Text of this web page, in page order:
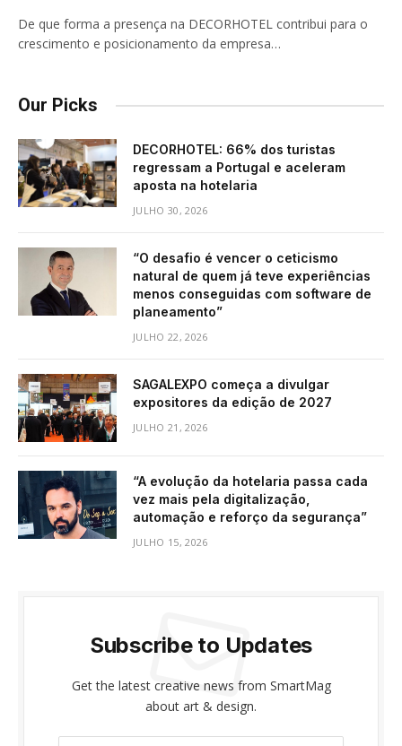
De que forma a presença na DECORHOTEL contribui para o
crescimento e posicionamento da empresa…
Our Picks
DECORHOTEL: 66% dos turistas
regressam a Portugal e aceleram
aposta na hotelaria
JULHO 30, 2026
“O desafio é vencer o ceticismo
natural de quem já teve experiências
menos conseguidas com software de
planeamento”
JULHO 22, 2026
SAGALEXPO começa a divulgar
expositores da edição de 2027
JULHO 21, 2026
“A evolução da hotelaria passa cada
vez mais pela digitalização,
automação e reforço da segurança”
JULHO 15, 2026
Subscribe to Updates
Get the latest creative news from SmartMag
about art & design.